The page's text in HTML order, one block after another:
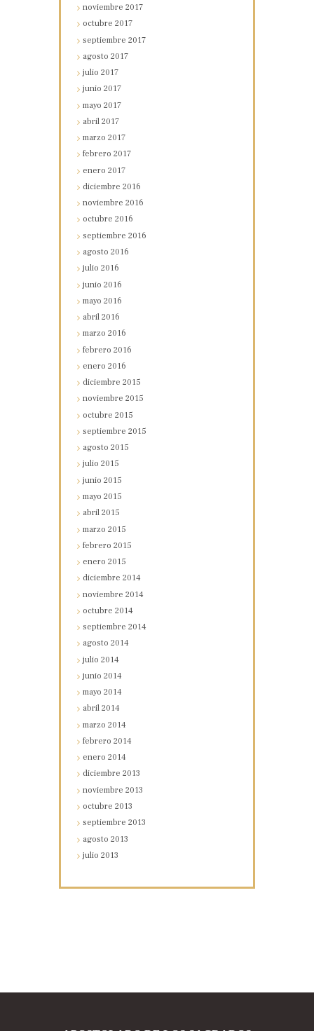
noviembre2017
octubre2017
septiembre2017
agosto2017
julio2017
junio2017
mayo2017
abril2017
marzo2017
febrero2017
enero2017
diciembre2016
noviembre2016
octubre2016
septiembre2016
agosto2016
julio2016
junio2016
mayo2016
abril2016
marzo2016
febrero2016
enero2016
diciembre2015
noviembre2015
octubre2015
septiembre2015
agosto2015
julio2015
junio2015
mayo2015
abril2015
marzo2015
febrero2015
enero2015
diciembre2014
noviembre2014
octubre2014
septiembre2014
agosto2014
julio2014
junio2014
mayo2014
abril2014
marzo2014
febrero2014
enero2014
diciembre2013
noviembre2013
octubre2013
septiembre2013
agosto2013
julio2013